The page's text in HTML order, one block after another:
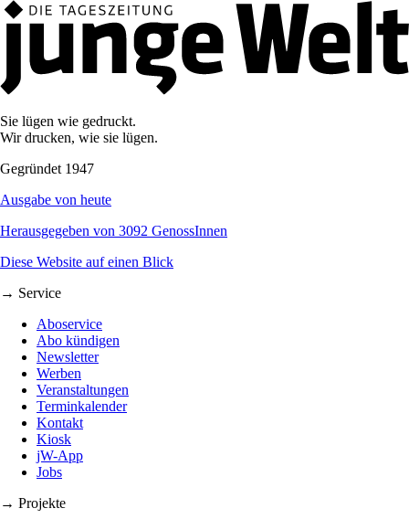
Sie lügen wie gedruckt.
Wir drucken, wie sie lügen.
Gegründet 1947
Ausgabe von heute
Herausgegeben von 3092 GenossInnen
Diese Website auf einen Blick
→ Service
Aboservice
Abo kündigen
Newsletter
Werben
Veranstaltungen
Terminkalender
Kontakt
Kiosk
jW-App
Jobs
→ Projekte